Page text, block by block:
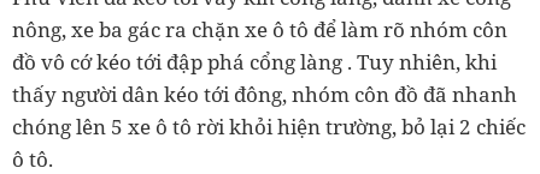
nông, xe ba gác ra chặn xe ô tô để làm rõ nhóm côn
đồ vô cớ kéo tới đập phá cổng làng . Tuy nhiên, khi
thấy người dân kéo tới đông, nhóm côn đồ đã nhanh
chóng lên 5 xe ô tô rời khỏi hiện trường, bỏ lại 2 chiếc
ô tô.